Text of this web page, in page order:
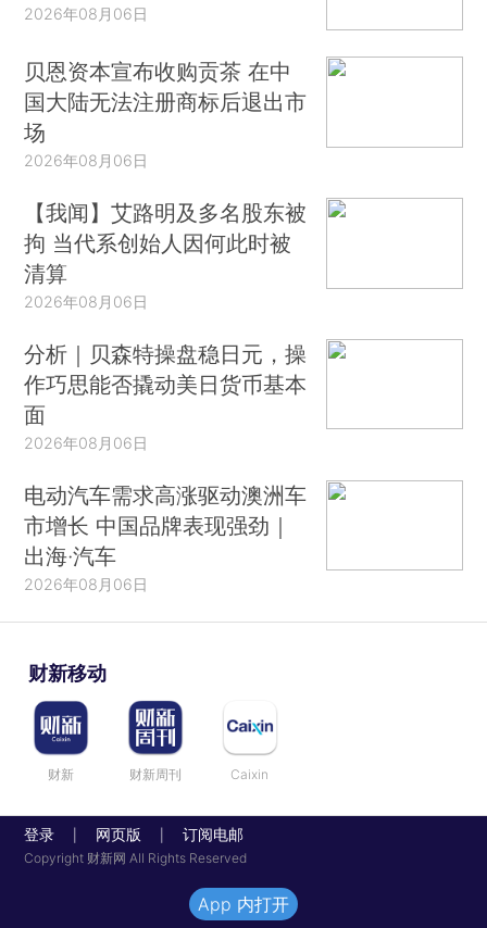
2026年08月06日
贝恩资本宣布收购贡茶 在中
国大陆无法注册商标后退出市
场
2026年08月06日
【我闻】艾路明及多名股东被
拘 当代系创始人因何此时被
清算
2026年08月06日
分析｜贝森特操盘稳日元，操
作巧思能否撬动美日货币基本
面
2026年08月06日
电动汽车需求高涨驱动澳洲车
市增长 中国品牌表现强劲｜
出海·汽车
2026年08月06日
财新移动
财新 财新周刊 Caixin
登录 网页版 订阅电邮
Copyright 财新网 All Rights Reserved
App 内打开